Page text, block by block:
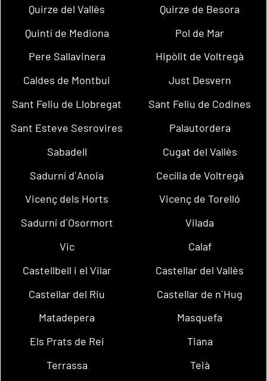
Quirze del Vallès
Quirze de Besora
Quintí de Mediona
Pol de Mar
Pere Sallavinera
Hipòlit de Voltregà
Caldes de Montbui
Just Desvern
Sant Feliu de Llobregat
Sant Feliu de Codines
Sant Esteve Sesrovires
Palautordera
Sabadell
Cugat del Vallès
Sadurní d´Anoia
Cecília de Voltregà
Vicenç dels Horts
Vicenç de Torelló
Sadurní d´Osormort
Vilada
Vic
Calaf
Castellbell i el Vilar
Castellar del Vallès
Castellar del Riu
Castellar de n´Hug
Matadepera
Masquefa
Els Prats de Rei
Tiana
Terrassa
Teià